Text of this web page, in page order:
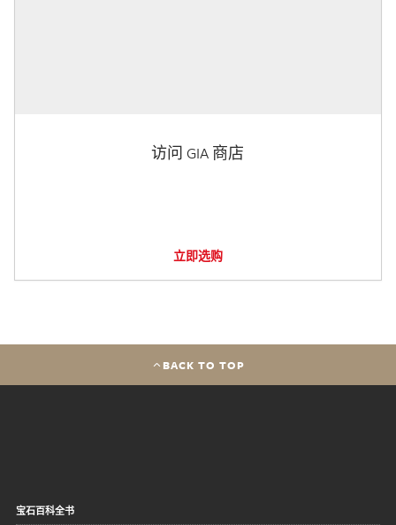
访问 GIA 商店
立即选购
BACK TO TOP
宝石百科全书